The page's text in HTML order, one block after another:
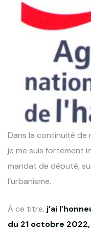
Dans la continuité de
je me suis fortement
mandat de député,
l’urbanisme.
À ce titre, j’ai
du 21 octobre